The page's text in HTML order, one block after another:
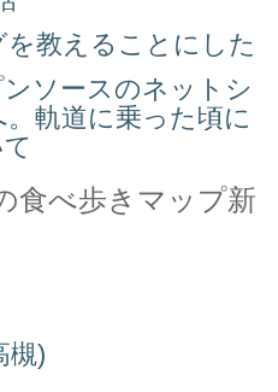
教えることにした
ソースのネットシ
軌道に乗った頃に
食べ歩きマップ新
槻)